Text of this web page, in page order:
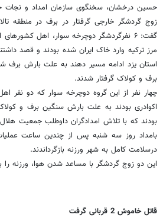
حسین درخشان، سخنگوی سازمان امداد و نجات
زوج گردشگر خارجی گرفتار در برف در منطقه
گفت: ۶ نفرگردشگر دوچرخه سوار، اهل
مرز ترکیه وارد خاک ایران شده بودند و قصد
استان یزد ادامه مسیر دهند به علت بارش برف
برف و کولاک گرفتار شدند.
چهار نفر از این گروه دوچرخه سوار که دو نفر
اکوادری بودند به علت بارش سنگین برف و
بودند که با تلاش امدادگران داوطلب جمعیت
بامداد روز سه شنبه پس از چندین ساعت
درسلامت کامل به شهر ورزنه بازگرداندند.
این دو زوج گردشگر با مساعد شدن هوا، ورزنه
قاتل خاموش 2 قربانی گرفت